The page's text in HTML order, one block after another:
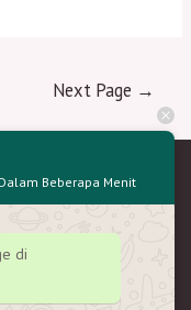
Next Page →
Beberapa Menit
di